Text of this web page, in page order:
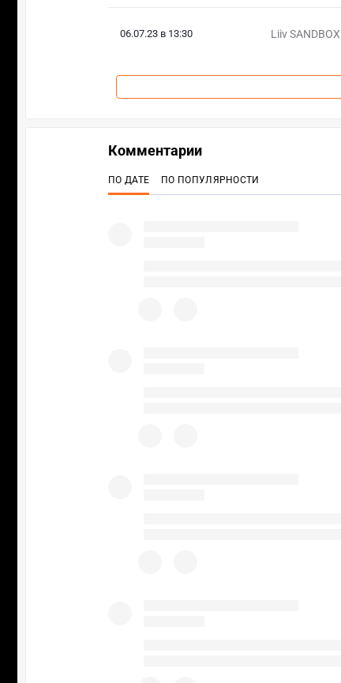
06.07.23 в 13:30 Liiv SANDBOX
Комментарии
ПО ДАТЕ ПО ПОПУЛЯРНОСТИ